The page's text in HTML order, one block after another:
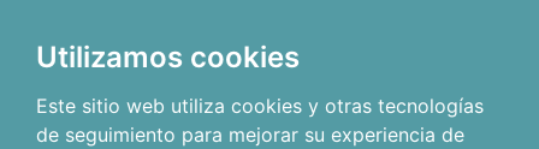
Utilizamos cookies
Este sitio web utiliza cookies y otras tecnologías
de seguimiento para mejorar su experiencia de